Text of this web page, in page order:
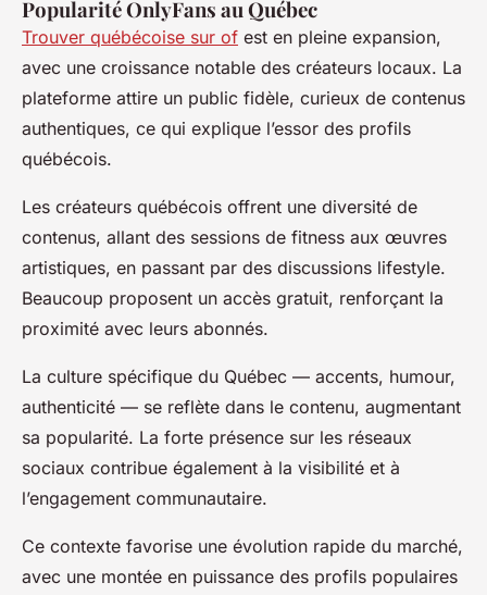
Popularité OnlyFans au Québec
Trouver québécoise sur of est en pleine expansion,
avec une croissance notable des créateurs locaux. La
plateforme attire un public fidèle, curieux de contenus
authentiques, ce qui explique l’essor des profils
québécois.
Les créateurs québécois offrent une diversité de
contenus, allant des sessions de fitness aux œuvres
artistiques, en passant par des discussions lifestyle.
Beaucoup proposent un accès gratuit, renforçant la
proximité avec leurs abonnés.
La culture spécifique du Québec — accents, humour,
authenticité — se reflète dans le contenu, augmentant
sa popularité. La forte présence sur les réseaux
sociaux contribue également à la visibilité et à
l’engagement communautaire.
Ce contexte favorise une évolution rapide du marché,
avec une montée en puissance des profils populaires